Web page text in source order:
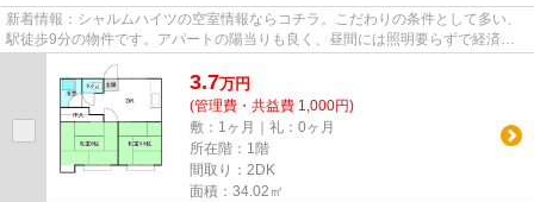
新着情報：シャルムハイツの空室情報ならコチラ。こだわりの条件として多い、
駅徒歩9分の物件です。アパートの陽当りも良く、昼間には照明要らずで経済的
3.7万円
(管理費・共益費 1,000円)
敷：1ヶ月｜礼：0ヶ月
所在階：1階
間取り：2DK
面積：34.02㎡